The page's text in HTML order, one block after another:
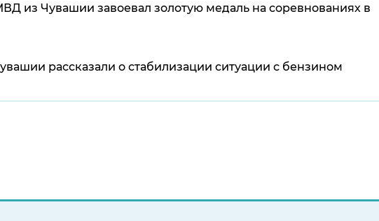
из Чувашии завоевал золотую медаль на соревнованиях в
рассказали о стабилизации ситуации с бензином